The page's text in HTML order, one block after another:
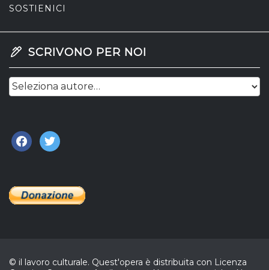
SOSTIENICI
SCRIVONO PER NOI
facebook
twitter
© il lavoro culturale. Quest'opera è distribuita con Licenza